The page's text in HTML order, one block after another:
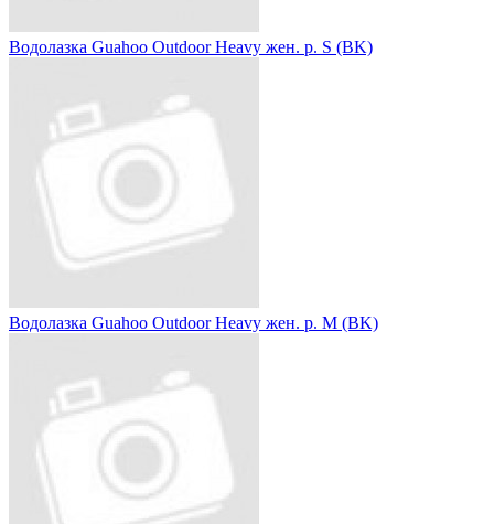
Водолазка Guahoo Outdoor Heavy жен. р. S (BK)
Водолазка Guahoo Outdoor Heavy жен. р. M (BK)